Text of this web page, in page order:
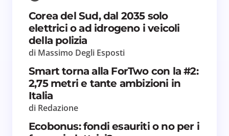
Salva il mio nome e email in questo browser
per il prossimo commento.
Invia commento
Corea del Sud, dal 2035 solo
elettrici o ad idrogeno i veicoli
della polizia
di Massimo Degli Esposti
Smart torna alla ForTwo con la #2:
2,75 metri e tante ambizioni in
Italia
di Redazione
Ecobonus: fondi esauriti o no per i